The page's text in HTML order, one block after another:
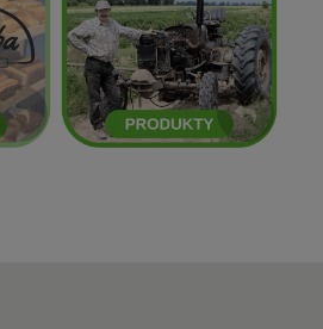
Pajda Chleba
ZOBACZ
Mikołaj Kordziukiewicz
ZOBACZ